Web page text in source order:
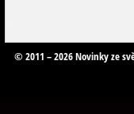
© 2011 – 2026 Novinky ze